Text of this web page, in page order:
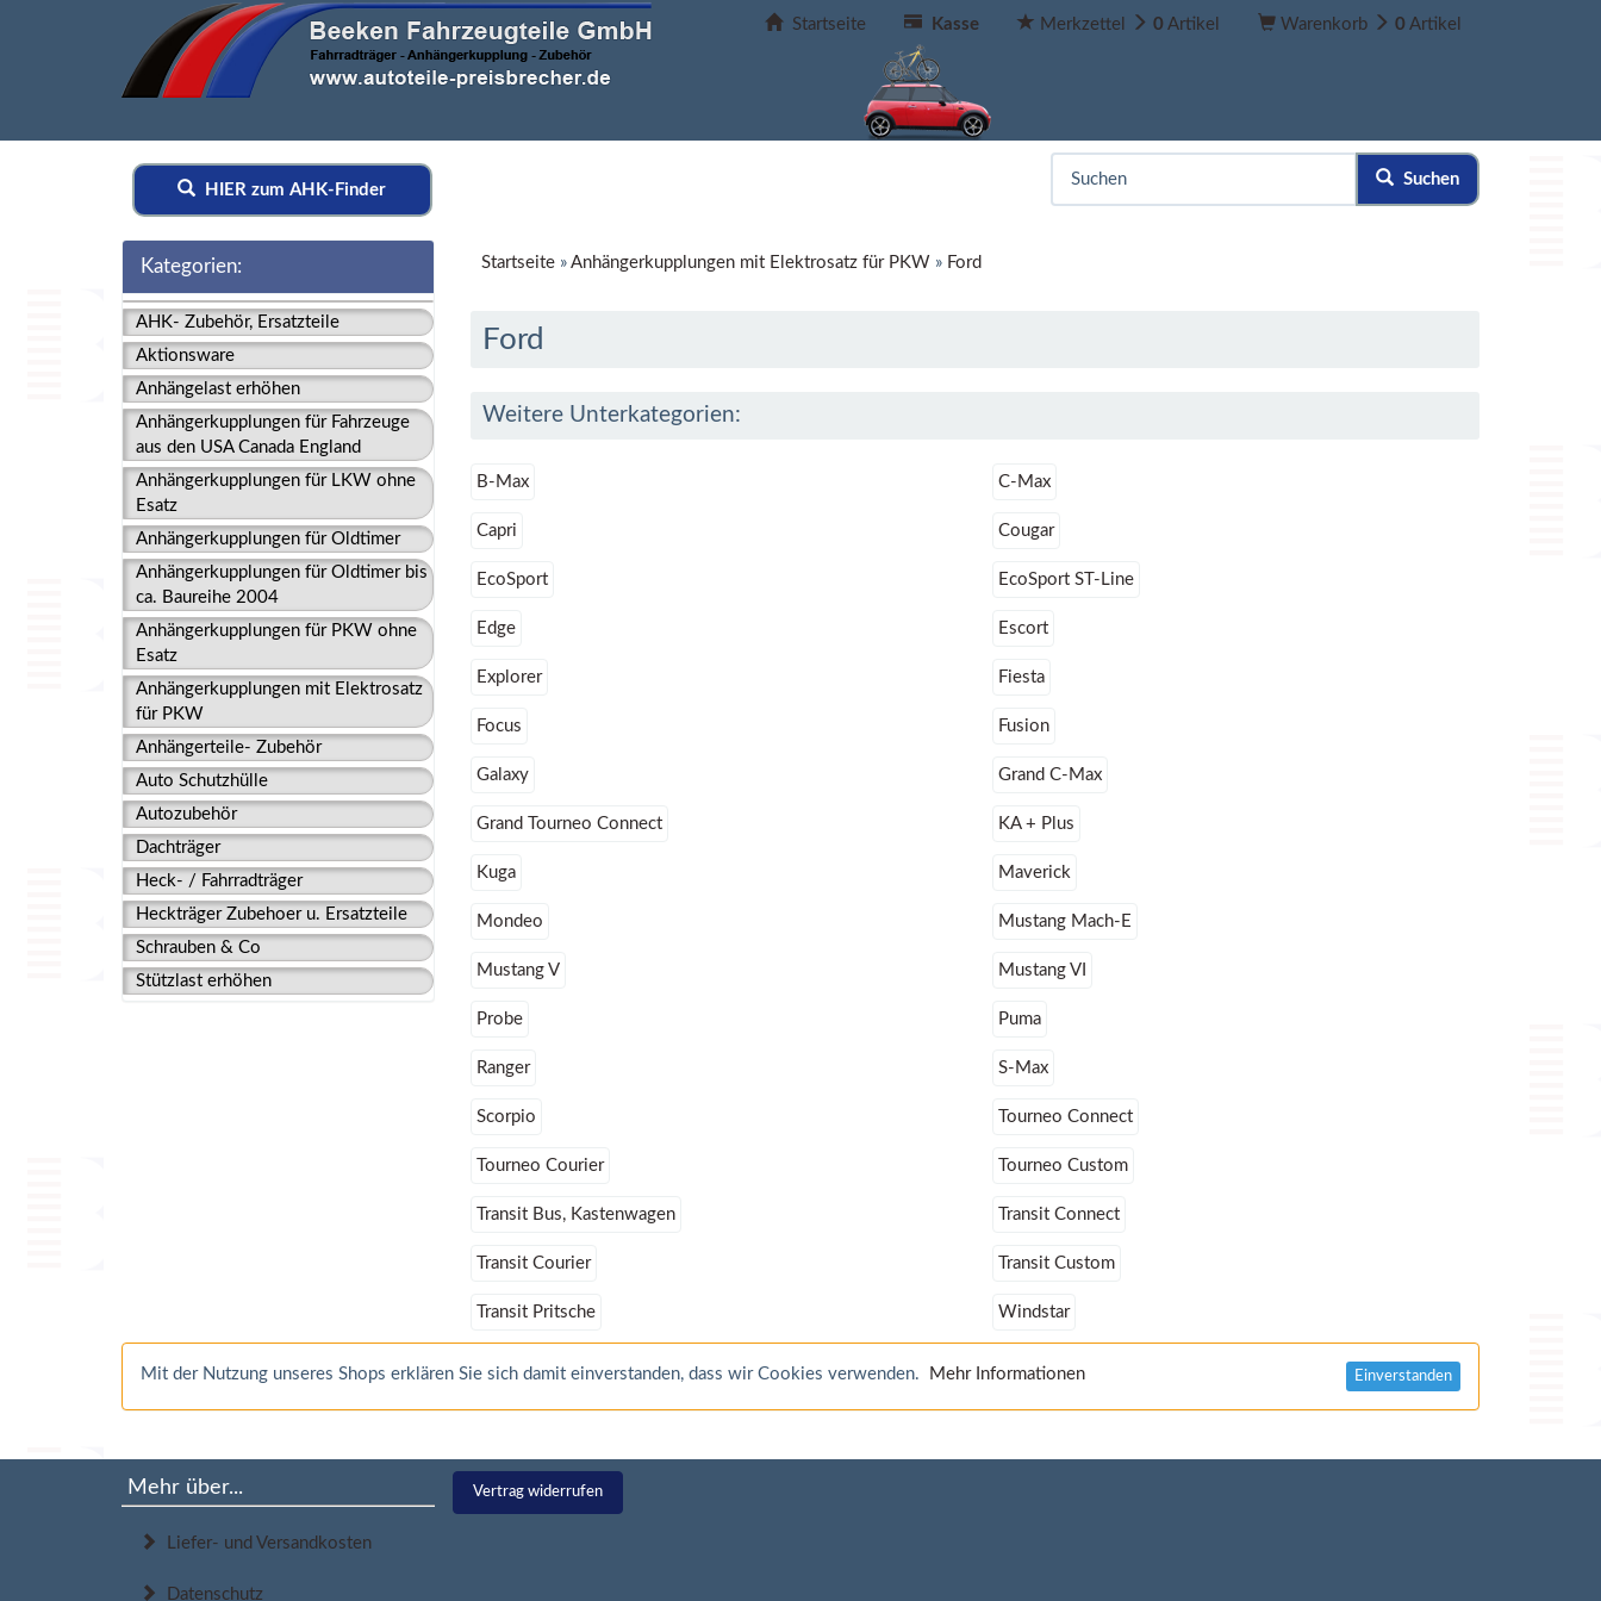
Startseite Kasse Merkzettel 0 Artikel Warenkorb 0 Artikel
Suchen
HIER zum AHK-Finder
Kategorien:
AHK- Zubehör, Ersatzteile
Aktionsware
Anhängelast erhöhen
Anhängerkupplungen für Fahrzeuge
aus den USA Canada England
Anhängerkupplungen für LKW ohne
Esatz
Anhängerkupplungen für Oldtimer
Anhängerkupplungen für Oldtimer bis
ca. Baureihe 2004
Anhängerkupplungen für PKW ohne
Esatz
Anhängerkupplungen mit Elektrosatz
für PKW
Anhängerteile- Zubehör
Auto Schutzhülle
Autozubehör
Dachträger
Heck- / Fahrradträger
Heckträger Zubehoer u. Ersatzteile
Schrauben & Co
Stützlast erhöhen
Startseite» Anhängerkupplungen mit Elektrosatz für PKW » Ford
Ford
Weitere Unterkategorien:
B-Max C-Max
Capri Cougar
EcoSport EcoSport ST-Line
Edge Escort
Explorer Fiesta
Focus Fusion
Galaxy Grand C-Max
Grand Tourneo Connect KA + Plus
Kuga Maverick
Mondeo Mustang Mach-E
Mustang V Mustang VI
Probe Puma
Ranger S-Max
Scorpio Tourneo Connect
Tourneo Courier Tourneo Custom
Transit Bus, Kastenwagen Transit Connect
Transit Courier Transit Custom
Transit Pritsche Windstar
Mit der Nutzung unseres Shops erklären Sie sich damit einverstanden, dass wir Cookies verwenden. Mehr Informationen Einverstanden
Mehr über...
Liefer- und Versandkosten
Datenschutz
Vertrag widerrufen